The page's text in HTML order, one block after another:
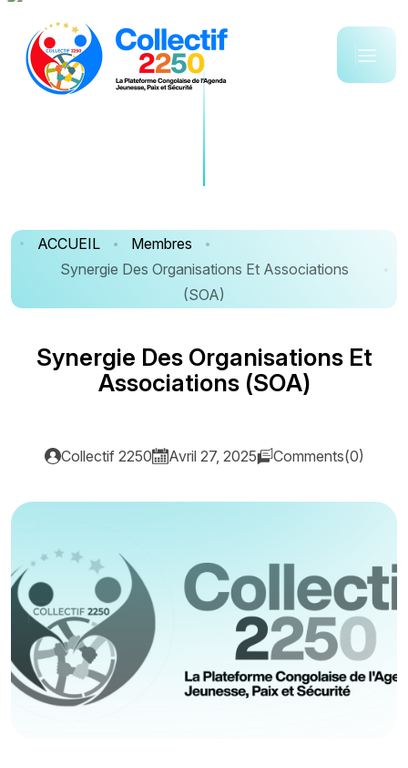
ACCUEIL
Membres
Synergie Des Organisations Et Associations
(SOA)
Synergie Des Organisations Et
Associations (SOA)
Collectif 2250 Avril 27, 2025 Comments(0)